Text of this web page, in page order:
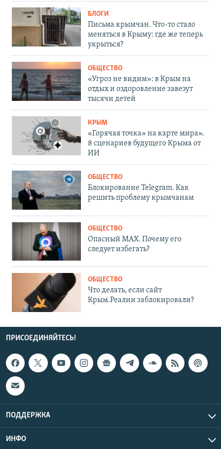
БЛОГИ
Письма крымчан. Что-то стало
меняться в Крыму: где же теперь
укрыться?
ОБЩЕСТВО
«Угроз не видим»: в Крым на
отдых и оздоровление завезут
тысячи детей
КРЫМ
«Горячая точка» на карте мира».
8 сценариев будущего Крыма от
ИИ
ОБЩЕСТВО
Блокирование Telegram. Как
решить проблему крымчанам
ОБЩЕСТВО
Опасный MAX. Почему его
следует избегать?
ОБЩЕСТВО
Что делать, если сайт
Крым.Реалии заблокировали?
ПРИСОЕДИНЯЙТЕСЬ!
ПОДДЕРЖКА
ИНФО